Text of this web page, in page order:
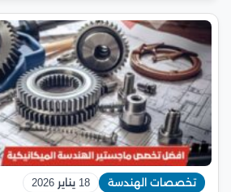
تخصصات الهندسة 18 يناير 2026